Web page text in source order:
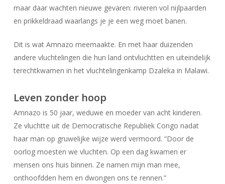
maar daar wachten nieuwe gevaren: rivieren vol nijlpaarden
en prikkeldraad waarlangs je je een weg moet banen.
Dit is wat Amnazo meemaakte. En met haar duizenden
andere vluchtelingen die hun land ontvluchtten en uiteindelijk
terechtkwamen in het vluchtelingenkamp Dzaleka in Malawi.
Leven zonder hoop
Amnazo is 50 jaar, weduwe en moeder van acht kinderen.
Ze vluchtte uit de Democratische Republiek Congo nadat
haar man op gruwelijke wijze werd vermoord. “Door de
oorlog moesten we vluchten. Op een dag kwamen er
mensen ons huis binnen. Ze namen mijn man mee,
onthoofdden hem en dwongen ons te rennen.”